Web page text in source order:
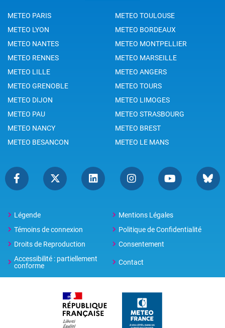
METEO PARIS
METEO TOULOUSE
METEO LYON
METEO BORDEAUX
METEO NANTES
METEO MONTPELLIER
METEO RENNES
METEO MARSEILLE
METEO LILLE
METEO ANGERS
METEO GRENOBLE
METEO TOURS
METEO DIJON
METEO LIMOGES
METEO PAU
METEO STRASBOURG
METEO NANCY
METEO BREST
METEO BESANCON
METEO LE MANS
Légende
Mentions Légales
Témoins de connexion
Politique de Confidentialité
Droits de Reproduction
Consentement
Accessibilité : partiellement
conforme
Contact